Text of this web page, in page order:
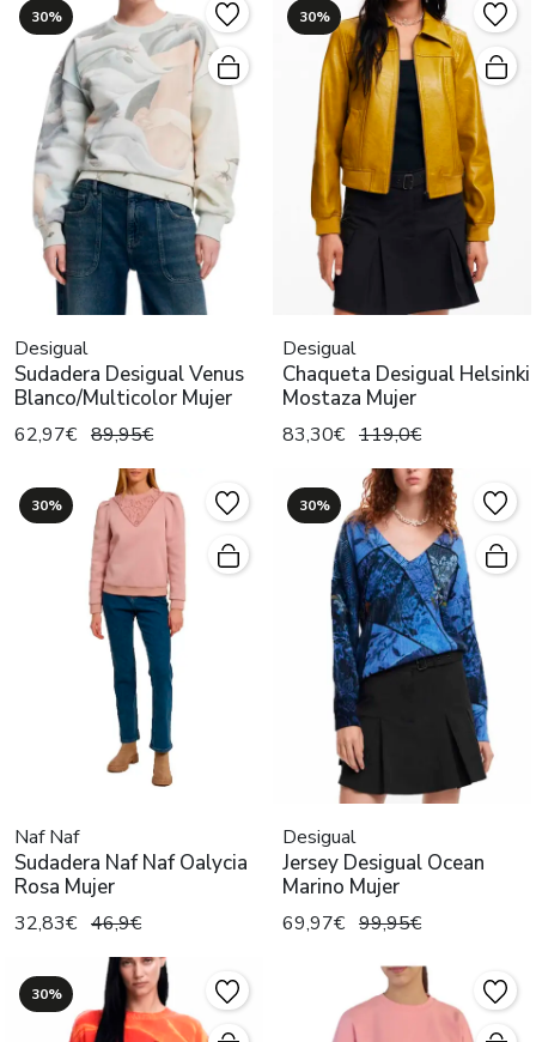
30%
Desigual
Sudadera Desigual Venus
Blanco/Multicolor Mujer
62,97€ 89,95€
30%
Desigual
Chaqueta Desigual Helsinki
Mostaza Mujer
83,30€ 119,0€
30%
Naf Naf
Sudadera Naf Naf Oalycia
Rosa Mujer
32,83€ 46,9€
30%
Desigual
Jersey Desigual Ocean
Marino Mujer
69,97€ 99,95€
30%